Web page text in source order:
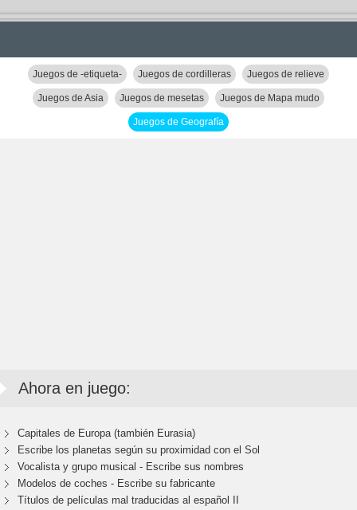
Juegos de -etiqueta- Juegos de cordilleras Juegos de relieve
Juegos de Asia Juegos de mesetas Juegos de Mapa mudo
Juegos de Geografía
Ahora en juego:
Capitales de Europa (también Eurasia)
Escribe los planetas según su proximidad con el Sol
Vocalista y grupo musical - Escribe sus nombres
Modelos de coches - Escribe su fabricante
Títulos de películas mal traducidas al español II